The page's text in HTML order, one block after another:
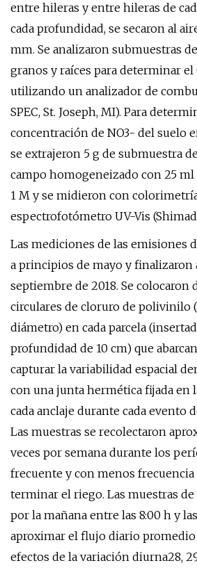
entre hileras y entre hileras de
cada profundidad, se secaron al
mm. Se analizaron submuestras
granos y raíces para determinar el
utilizando un analizador de
SPEC, St. Joseph, MI). Para
concentración de NO3- del suelo
se extrajeron 5 g de submuestra
campo homogeneizado con 25 ml
1 M y se midieron con
espectrofotómetro UV-Vis
Las mediciones de las emisiones
a principios de mayo y finalizaron
septiembre de 2018. Se colocaron
circulares de cloruro de polivinilo
diámetro) en cada parcela
profundidad de 10 cm) que
capturar la variabilidad espacial
con una junta hermética fijada en
cada anclaje durante cada evento
Las muestras se recolectaron
veces por semana durante los
frecuente y con menos frecuencia
terminar el riego. Las muestras de
por la mañana entre las 8:00 h y
aproximar el flujo diario
efectos de la variación diurna28,